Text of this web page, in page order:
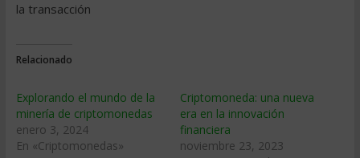
la transacción
Relacionado
Explorando el mundo de la
minería de criptomonedas
enero 3, 2024
En «Criptomonedas»
Criptomoneda: una nueva
era en la innovación
financiera
noviembre 23, 2023